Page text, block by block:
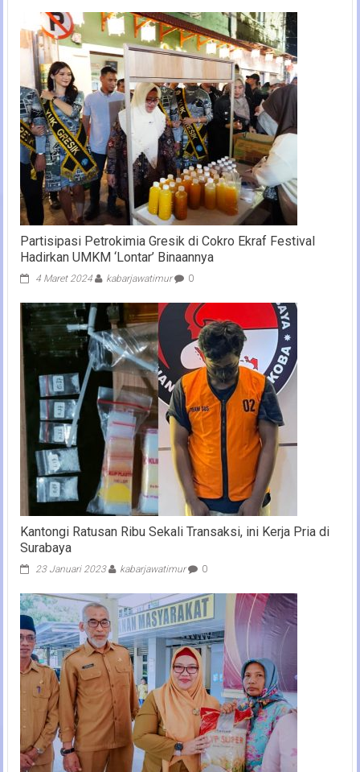
Partisipasi Petrokimia Gresik di Cokro Ekraf Festival
Hadirkan UMKM ‘Lontar’ Binaannya
4 Maret 2024 kabarjawatimur 0
Kantongi Ratusan Ribu Sekali Transaksi, ini Kerja Pria di
Surabaya
23 Januari 2023 kabarjawatimur 0